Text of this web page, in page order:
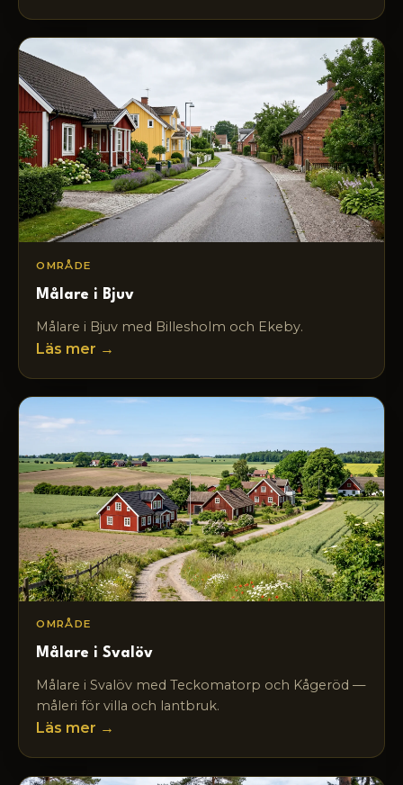
OMRÅDE
Målare i Bjuv
Målare i Bjuv med Billesholm och Ekeby.
Läs mer →
OMRÅDE
Målare i Svalöv
Målare i Svalöv med Teckomatorp och Kågeröd —
måleri för villa och lantbruk.
Läs mer →